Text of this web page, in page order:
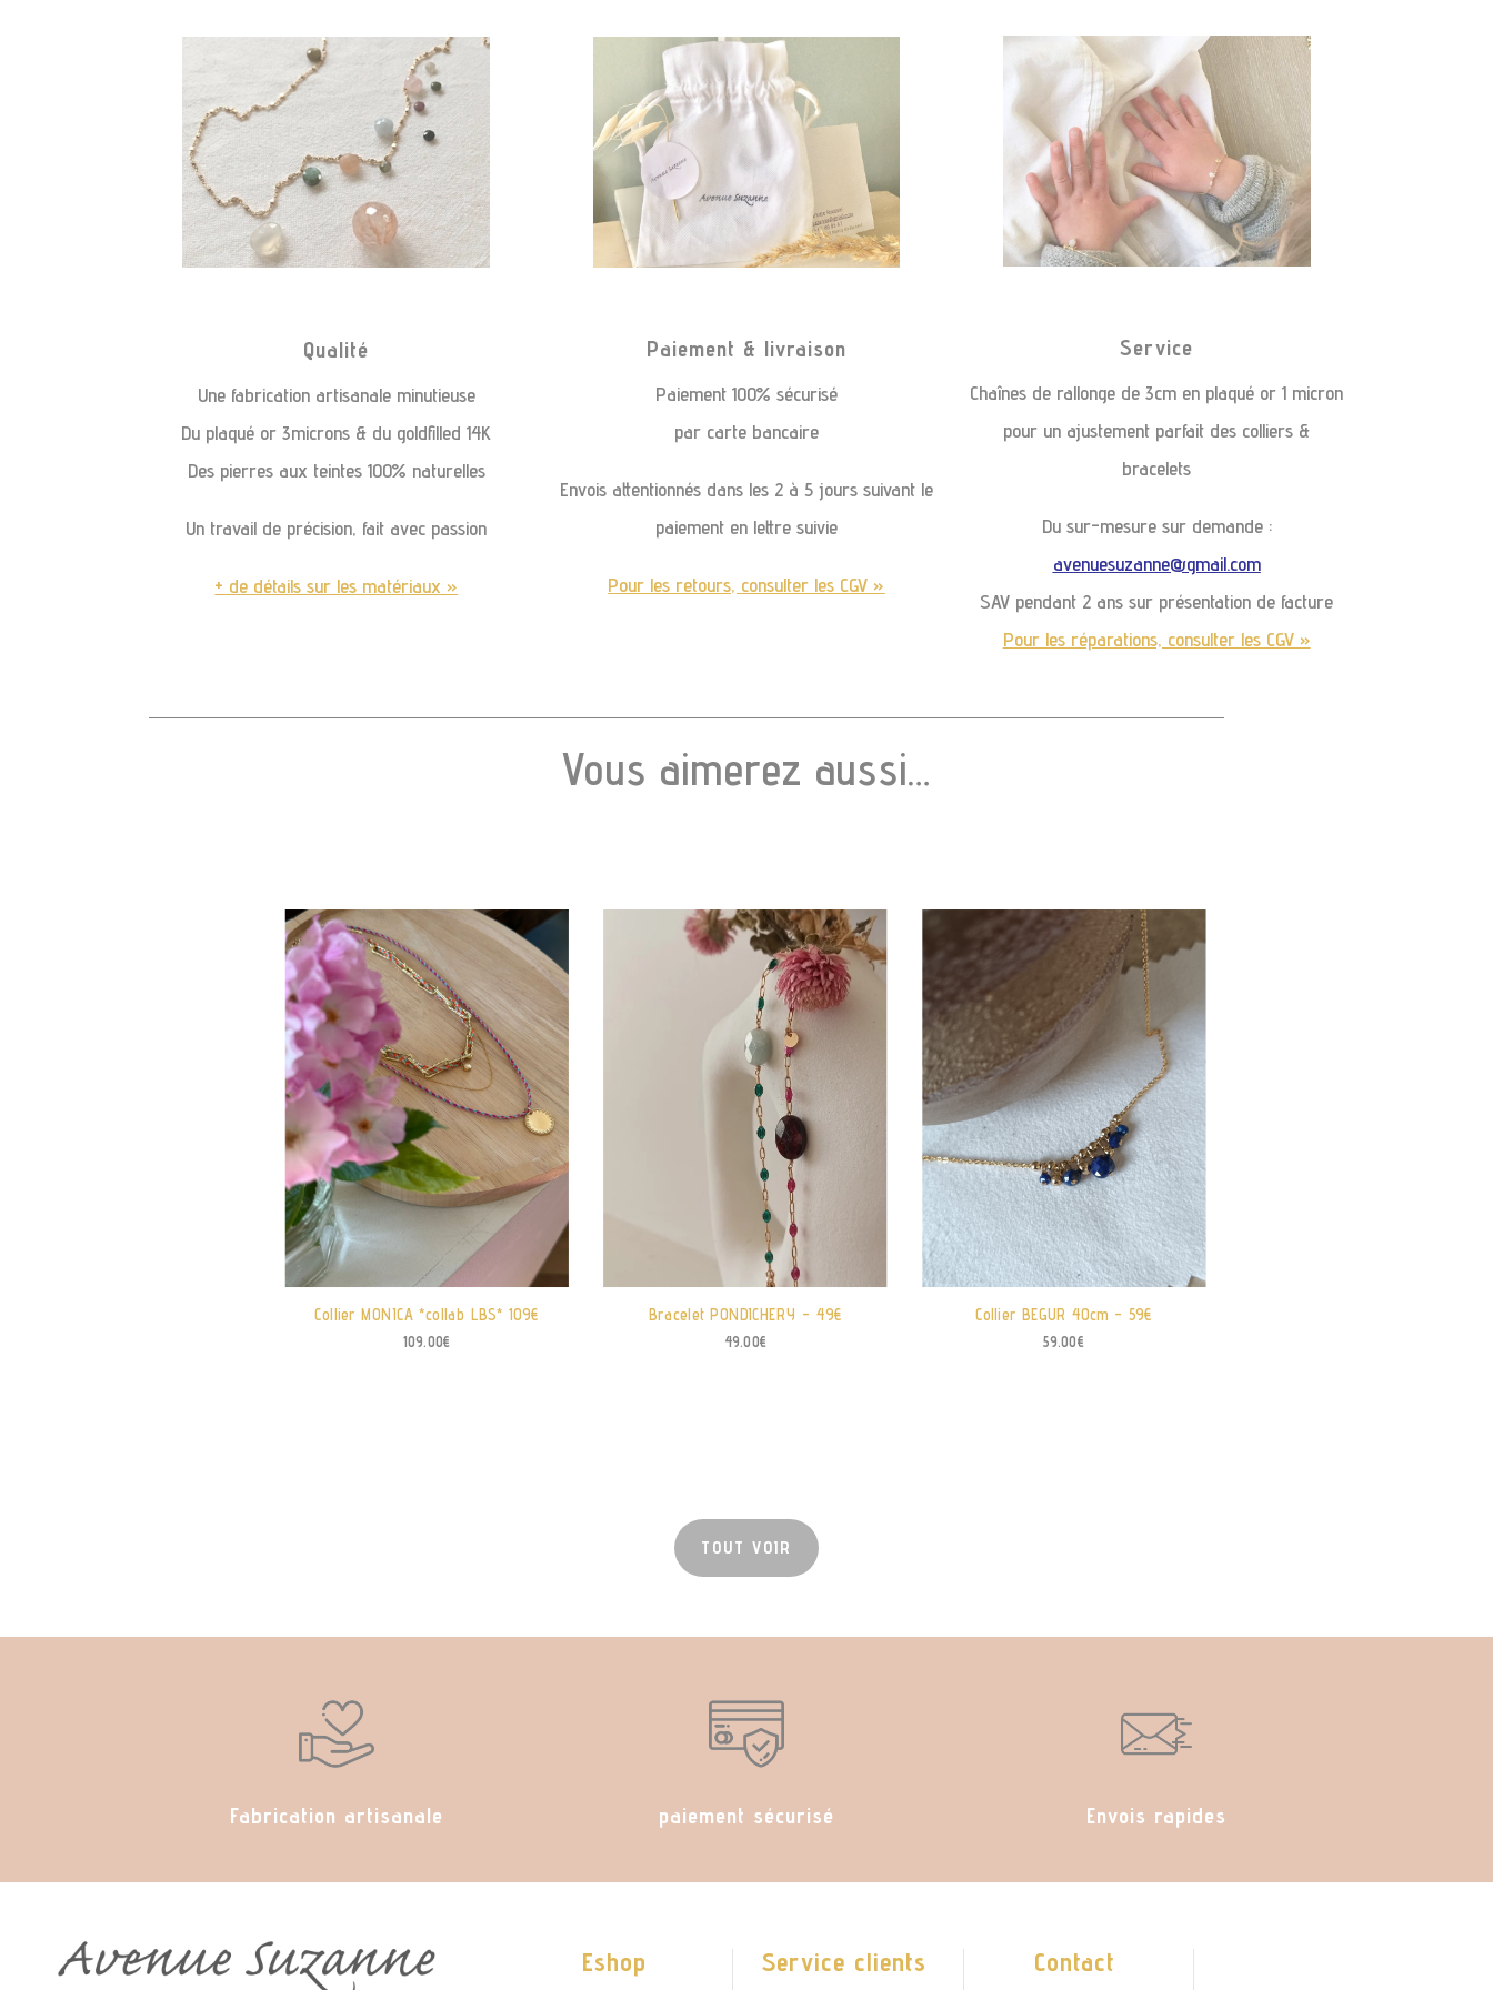
Qualité
Une fabrication artisanale minutieuse
Du plaqué or 3microns & du goldfilled 14K
Des pierres aux teintes 100% naturelles
Un travail de précision, fait avec passion
+ de détails sur les matériaux »
Paiement & livraison
Paiement 100% sécurisé
par carte bancaire
Envois attentionnés dans les 2 à 5 jours suivant le
paiement en lettre suivie
Pour les retours, consulter les CGV »
Service
Chaînes de rallonge de 3cm en plaqué or 1 micron
pour un ajustement parfait des colliers &
bracelets
Du sur-mesure sur demande :
avenuesuzanne@gmail.com
SAV pendant 2 ans sur présentation de facture
Pour les réparations, consulter les CGV »
Vous aimerez aussi…
Collier MONICA *collab LBS* 109€
109.00€
Bracelet PONDICHERY – 49€
49.00€
Collier BEGUR 40cm – 59€
59.00€
TOUT VOIR
Fabrication artisanale paiement sécurisé Envois rapides
Eshop Service clients Contact